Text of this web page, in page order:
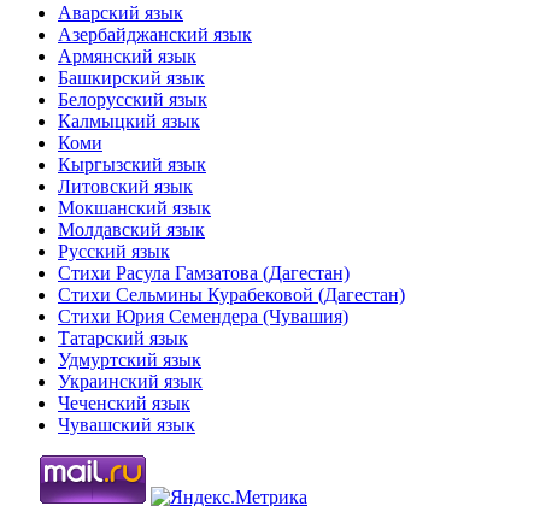
Аварский язык
Азербайджанский язык
Армянский язык
Башкирский язык
Белорусский язык
Калмыцкий язык
Коми
Кыргызский язык
Литовский язык
Мокшанский язык
Молдавский язык
Русский язык
Стихи Расула Гамзатова (Дагестан)
Стихи Сельмины Курабековой (Дагестан)
Стихи Юрия Семендера (Чувашия)
Татарский язык
Удмуртский язык
Украинский язык
Чеченский язык
Чувашский язык